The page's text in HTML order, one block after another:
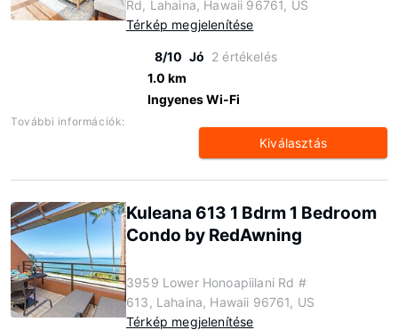
Rd, Lahaina, Hawaii 96761, US
Térkép megjelenítése
8/10 Jó 2 értékelés
1.0 km
Ingyenes Wi-Fi
További információk:
Kiválasztás
Kuleana 613 1 Bdrm 1 Bedroom
Condo by RedAwning
3959 Lower Honoapiilani Rd #
613, Lahaina, Hawaii 96761, US
Térkép megjelenítése